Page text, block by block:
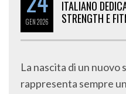
GEN 2026
STRENGTH E
rappresenta sempre
mercato: da un lato